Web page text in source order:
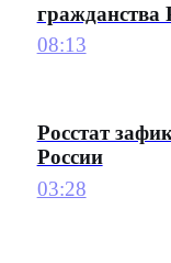
гражданства
08:13
Росстат
России
03:28